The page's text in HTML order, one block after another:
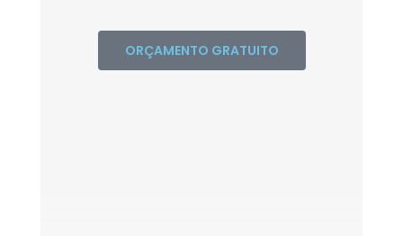
ORÇAMENTO GRATUITO